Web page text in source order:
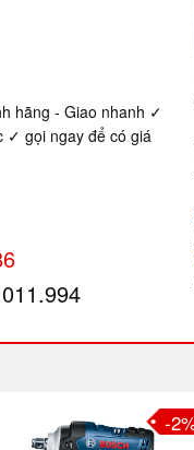
hãng - Giao nhanh ✓
✓ gọi ngay để có giá
-2%